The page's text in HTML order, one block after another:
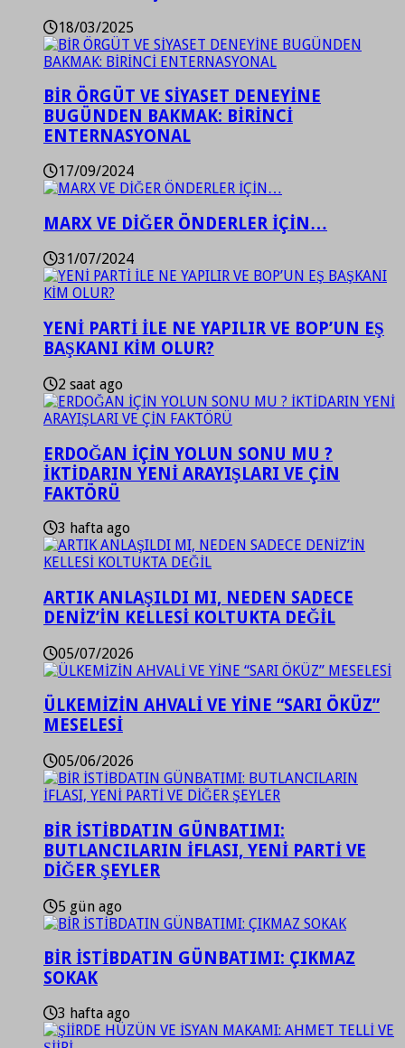
18/03/2025
BİR ÖRGÜT VE SİYASET DENEYİNE
BUGÜNDEN BAKMAK: BİRİNCİ
ENTERNASYONAL
17/09/2024
MARX VE DİĞER ÖNDERLER İÇİN…
31/07/2024
YENİ PARTİ İLE NE YAPILIR VE BOP’UN EŞ
BAŞKANI KİM OLUR?
2 saat ago
ERDOĞAN İÇİN YOLUN SONU MU ?
İKTİDARIN YENİ ARAYIŞLARI VE ÇİN
FAKTÖRÜ
3 hafta ago
ARTIK ANLAŞILDI MI, NEDEN SADECE
DENİZ’İN KELLESİ KOLTUKTA DEĞİL
05/07/2026
ÜLKEMİZİN AHVALİ VE YİNE “SARI ÖKÜZ”
MESELESİ
05/06/2026
BİR İSTİBDATIN GÜNBATIMI:
BUTLANCILARIN İFLASI, YENİ PARTİ VE
DİĞER ŞEYLER
5 gün ago
BİR İSTİBDATIN GÜNBATIMI: ÇIKMAZ
SOKAK
3 hafta ago